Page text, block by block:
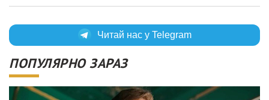
Читай нас у Telegram
ПОПУЛЯРНО ЗАРАЗ